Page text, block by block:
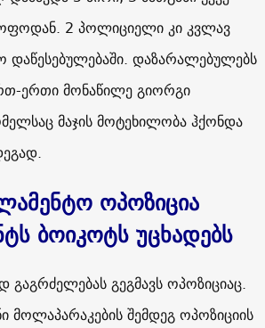
2 პოლიციელი კი კვლავ
დაწესებულებაში. დაზარალებულებს
ერთი მონაწილე გიორგი
მაჯის მოტეხილობა ჰქონდა
ოპოზიცია
ბოიკოტს უცხადებს
გაგრძელებას გეგმავს ოპოზიციაც.
მოლაპარაკების შემდეგ ოპოზიციის